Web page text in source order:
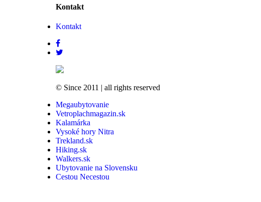
Kontakt
Kontakt
© Since 2011 | all rights reserved
Megaubytovanie
Vetroplachmagazin.sk
Kalamárka
Vysoké hory Nitra
Trekland.sk
Hiking.sk
Walkers.sk
Ubytovanie na Slovensku
Cestou Necestou